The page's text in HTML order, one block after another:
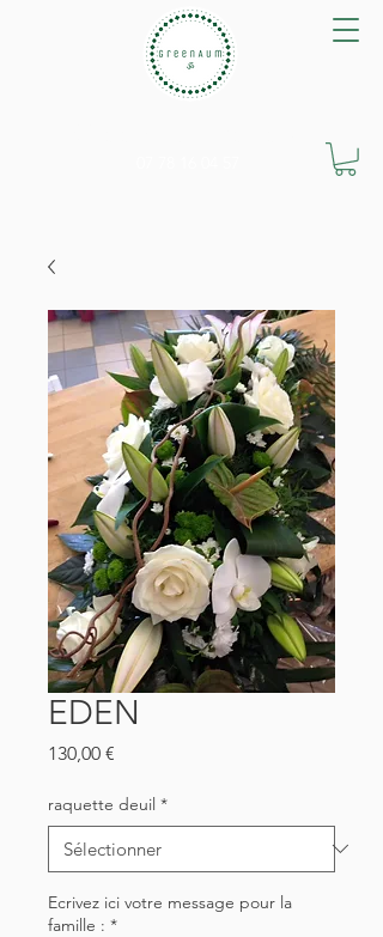
EDEN
130,00 €
raquette deuil *
Ecrivez ici votre message pour la
famille : *